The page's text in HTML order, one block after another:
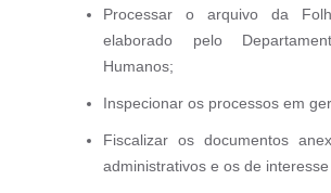
Processar o arquivo da
elaborado pelo
Humanos;
Inspecionar os processos em
Fiscalizar os documentos
administrativos e os de